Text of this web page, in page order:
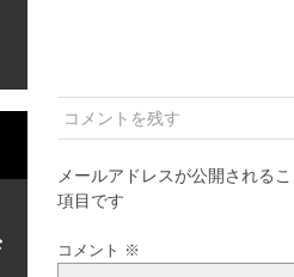
コメントを残す
メールアドレスが公開される
項目です
コメント ※